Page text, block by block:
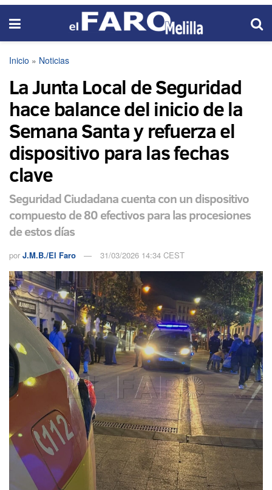
Inicio » Noticias
La Junta Local de Seguridad
hace balance del inicio de la
Semana Santa y refuerza el
dispositivo para las fechas
clave
Seguridad Ciudadana cuenta con un dispositivo
compuesto de 80 efectivos para las procesiones
de estos días
por J.M.B./El Faro 31/03/2026 14:34 CEST